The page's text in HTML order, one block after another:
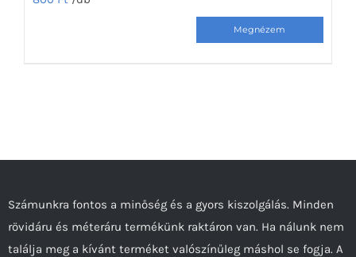
a
termékoldalon
választhatók
Számunkra fontos a minőség és a gyors kiszolgálás. Minden
rövidáru és méteráru termékünk raktáron van. Ha nálunk nem
találja meg a kívánt terméket valószínűleg máshol se fogja. A